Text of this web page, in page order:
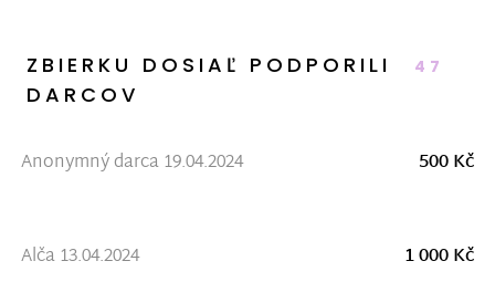
ZBIERKU DOSIAĽ PODPORILI 47
DARCOV
Anonymný darca 19.04.2024 500 Kč
Alča 13.04.2024
1 000 Kč